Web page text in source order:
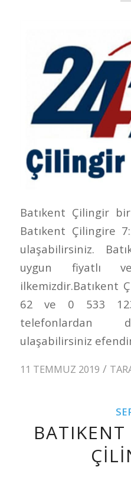
Batıkent Çilingir
Batıkent Çilingire
ulaşabilirsiniz.
uygun fiyatlı
ilkemizdir.Batıkent
62 ve 0 533
telefonlardan
ulaşabilirsiniz
11 TEMMUZ 2019 /
BATIKENT